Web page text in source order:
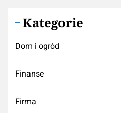
Kategorie
Dom i ogród
Finanse
Firma